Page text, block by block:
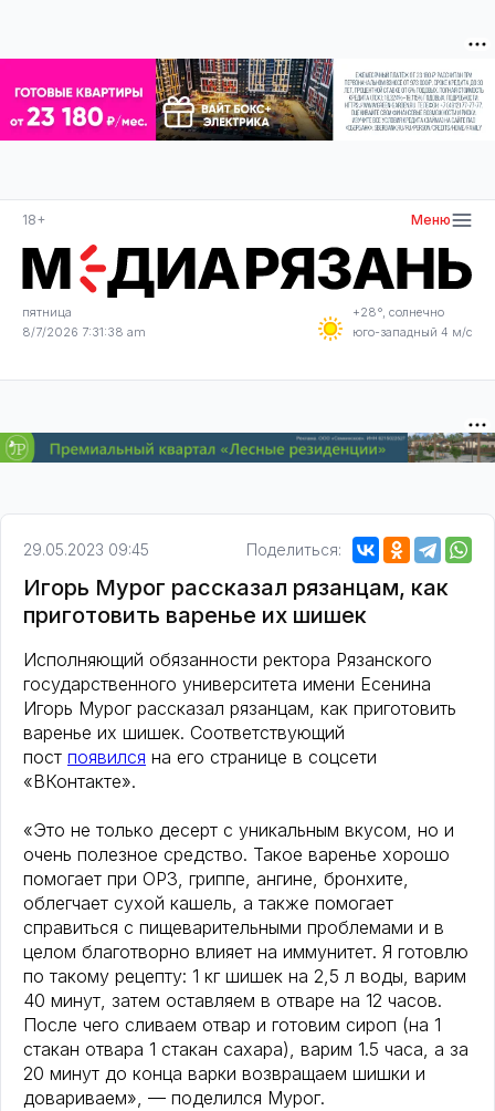
18+ Меню
пятница
8/7/2026 7:31:39 am
+28°, солнечно
юго-западный 4 м/с
29.05.2023 09:45 Поделиться:
Игорь Мурог рассказал рязанцам, как
приготовить варенье их шишек
Исполняющий обязанности ректора Рязанского
государственного университета имени Есенина
Игорь Мурог рассказал рязанцам, как приготовить
варенье их шишек. Соответствующий
пост появился на его странице в соцсети
«ВКонтакте».
«Это не только десерт с уникальным вкусом, но и
очень полезное средство. Такое варенье хорошо
помогает при ОРЗ, гриппе, ангине, бронхите,
облегчает сухой кашель, а также помогает
справиться с пищеварительными проблемами и в
целом благотворно влияет на иммунитет. Я готовлю
по такому рецепту: 1 кг шишек на 2,5 л воды, варим
40 минут, затем оставляем в отваре на 12 часов.
После чего сливаем отвар и готовим сироп (на 1
стакан отвара 1 стакан сахара), варим 1.5 часа, а за
20 минут до конца варки возвращаем шишки и
довариваем», — поделился Мурог.